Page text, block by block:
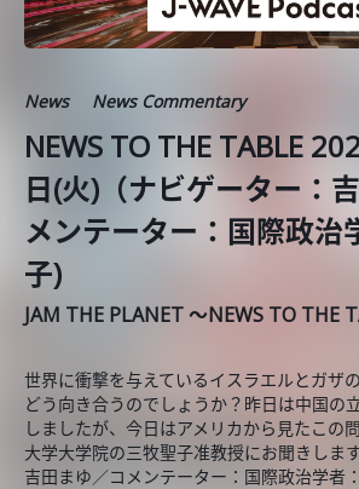
News News Commentary
NEWS TO THE TABLE
日(火)（ナビゲーター：
メンテーター：国際政治
子)
JAM THE PLANET ～NEWS TO THE
世界に衝撃を与えているイスラエルとガザ
どう向き合うのでしょうか？昨日は中国の
しましたが、今日はアメリカから見たこの
大学大学院の三牧聖子准教授にお聞きしま
吉田まゆ／コメンテーター：国際政治学者